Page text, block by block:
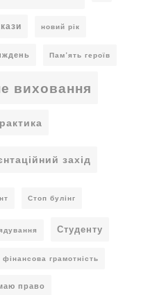
новий рік
Пам’ять героїв
виховання
захід
Стоп булінг
Студенту
фінансова грамотність
право